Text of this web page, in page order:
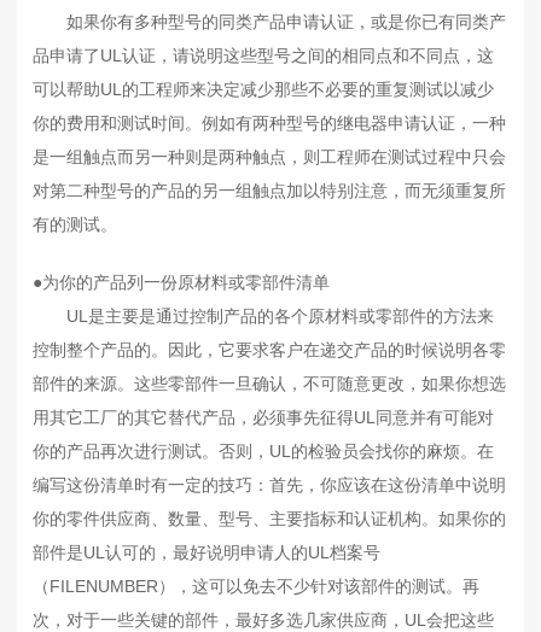
如果你有多种型号的同类产品申请认证，或是你已有同类产
品申请了UL认证，请说明这些型号之间的相同点和不同点，这
可以帮助UL的工程师来决定减少那些不必要的重复测试以减少
你的费用和测试时间。例如有两种型号的继电器申请认证，一种
是一组触点而另一种则是两种触点，则工程师在测试过程中只会
对第二种型号的产品的另一组触点加以特别注意，而无须重复所
有的测试。
●为你的产品列一份原材料或零部件清单
UL是主要是通过控制产品的各个原材料或零部件的方法来
控制整个产品的。因此，它要求客户在递交产品的时候说明各零
部件的来源。这些零部件一旦确认，不可随意更改，如果你想选
用其它工厂的其它替代产品，必须事先征得UL同意并有可能对
你的产品再次进行测试。否则，UL的检验员会找你的麻烦。在
编写这份清单时有一定的技巧：首先，你应该在这份清单中说明
你的零件供应商、数量、型号、主要指标和认证机构。如果你的
部件是UL认可的，最好说明申请人的UL档案号
（FILENUMBER），这可以免去不少针对该部件的测试。再
次，对于一些关键的部件，最好多选几家供应商，UL会把这些